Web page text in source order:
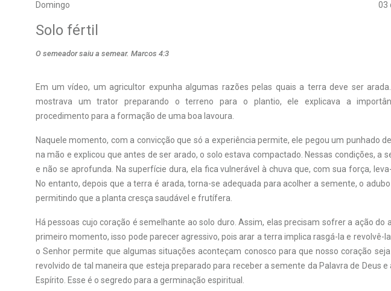
Domingo 03
Solo fértil
O semeador saiu a semear. Marcos 4:3
Em um vídeo, um agricultor expunha algumas razões pelas quais a terra deve ser
mostrava um trator preparando o terreno para o plantio, ele explicava a
procedimento para a formação de uma boa lavoura.
Naquele momento, com a convicção que só a experiência permite, ele pegou um punhado
na mão e explicou que antes de ser arado, o solo estava compactado. Nessas condições, a
e não se aprofunda. Na superfície dura, ela fica vulnerável à chuva que, com sua força,
No entanto, depois que a terra é arada, torna-se adequada para acolher a semente, o
permitindo que a planta cresça saudável e frutífera.
Há pessoas cujo coração é semelhante ao solo duro. Assim, elas precisam sofrer a ação do
primeiro momento, isso pode parecer agressivo, pois arar a terra implica rasgá-la e revolvê-
o Senhor permite que algumas situações aconteçam conosco para que nosso coração
revolvido de tal maneira que esteja preparado para receber a semente da Palavra de Deus e
Espírito. Esse é o segredo para a germinação espiritual.